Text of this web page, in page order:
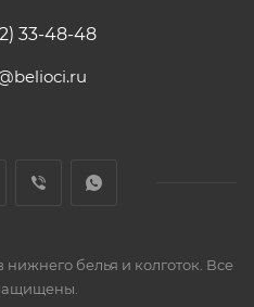
33-48-48
белья и колготок. Все